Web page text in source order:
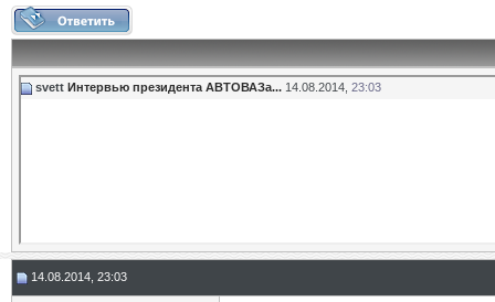
svett Интервью президента АВТОВАЗа... 14.08.2014, 23:03
14.08.2014, 23:03